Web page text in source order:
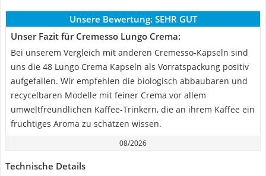
Unsere Bewertung: SEHR GUT
Unser Fazit für Cremesso Lungo Crema:
Bei unserem Vergleich mit anderen Cremesso-Kapseln sind
uns die 48 Lungo Crema Kapseln als Vorratspackung positiv
aufgefallen. Wir empfehlen die biologisch abbaubaren und
recycelbaren Modelle mit feiner Crema vor allem
umweltfreundlichen Kaffee-Trinkern, die an ihrem Kaffee ein
fruchtiges Aroma zu schätzen wissen.
08/2026
Technische Details